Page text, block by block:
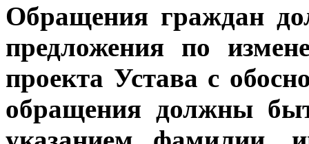
Обращения граждан
предложения по
проекта Устава с
обращения должны